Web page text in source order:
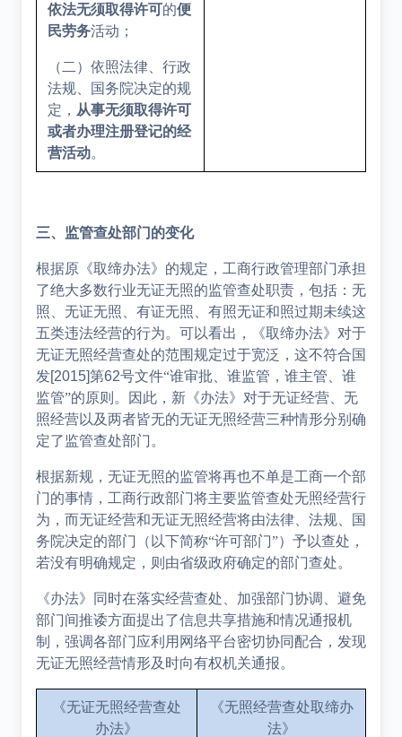
依法无须取得许可的便
民劳务活动；
（二）依照法律、行政
法规、国务院决定的规
定， 从事无须取得许可
或者办理注册登记的经
营活动。
三、监管查处部门的变化
根据原《取缔办法》的规定，工商行政管理部门承担
了绝大多数行业无证无照的监管查处职责，包括：无
照、无证无照、有证无照、有照无证和照过期未续这
五类违法经营的行为。可以看出，《取缔办法》对于
无证无照经营查处的范围规定过于宽泛，这不符合国
发[2015]第62号文件“谁审批、谁监管，谁主管、谁
监管”的原则。因此，新《办法》对于无证经营、无
照经营以及两者皆无的无证无照经营三种情形分别确
定了监管查处部门。
根据新规，无证无照的监管将再也不单是工商一个部
门的事情，工商行政部门将主要监管查处无照经营行
为，而无证经营和无证无照经营将由法律、法规、国
务院决定的部门（以下简称“许可部门”）予以查处，
若没有明确规定，则由省级政府确定的部门查处。
《办法》同时在落实经营查处、加强部门协调、避免
部门间推诿方面提出了信息共享措施和情况通报机
制，强调各部门应利用网络平台密切协同配合，发现
无证无照经营情形及时向有权机关通报。
《无证无照经营查处
办法》
《无照经营查处取缔办
法》